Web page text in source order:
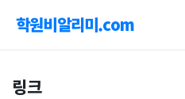
학원비알리미.com
링크